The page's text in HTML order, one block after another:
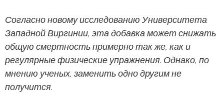
Согласно новому исследованию Университета
Западной Виргинии, эта добавка может снижать
общую смертность примерно так же, как и
регулярные физические упражнения. Однако, по
мнению ученых, заменить одно другим не
получится.